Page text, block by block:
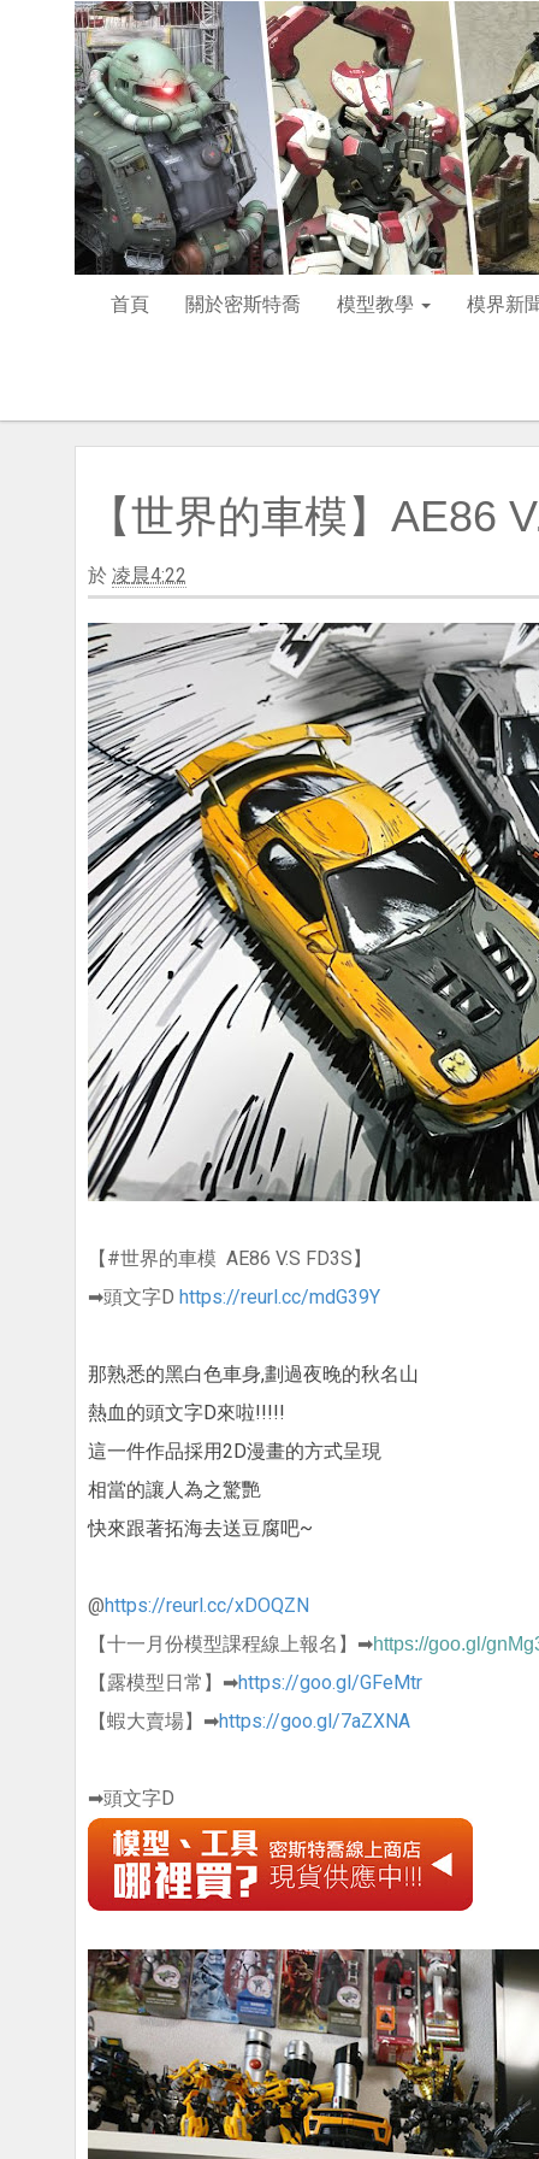
首頁 關於密斯特喬 模型教學 模界新
【世界的車模】AE86
於 凌晨4:22
【#世界的車模 AE86 V.S FD3S】
➡頭文字D https://reurl.cc/mdG39Y
那熟悉的黑白色車身,劃過夜晚的秋名山
熱血的頭文字D來啦!!!!!
這一件作品採用2D漫畫的方式呈現
相當的讓人為之驚艷
快來跟著拓海去送豆腐吧~
@https://reurl.cc/xDOQZN
【十一月份模型課程線上報名】➡https://goo.gl/
【露模型日常】➡https://goo.gl/GFeMtr
【蝦大賣場】➡https://goo.gl/7aZXNA
➡頭文字D